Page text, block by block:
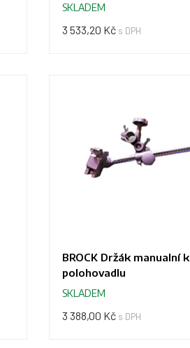
SKLADEM
3 533,20 Kč s DPH
BROCK Držák manualní k
polohovadlu
SKLADEM
3 388,00 Kč s DPH